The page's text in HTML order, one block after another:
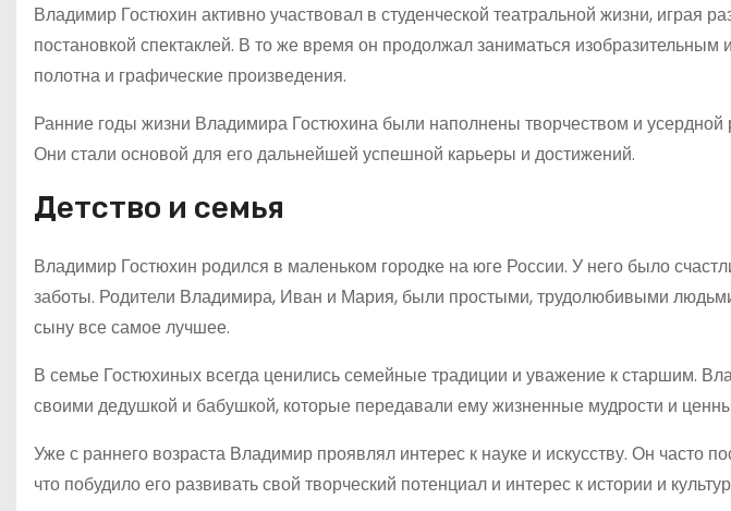
Владимир Гостюхин активно участвовал в студенческой театральной жизни, играя
постановкой спектаклей. В то же время он продолжал заниматься изобразительным
полотна и графические произведения.
Ранние годы жизни Владимира Гостюхина были наполнены творчеством и усердной
Они стали основой для его дальнейшей успешной карьеры и достижений.
Детство и семья
Владимир Гостюхин родился в маленьком городке на юге России. У него было
заботы. Родители Владимира, Иван и Мария, были простыми, трудолюбивыми
сыну все самое лучшее.
В семье Гостюхиных всегда ценились семейные традиции и уважение к старшим.
своими дедушкой и бабушкой, которые передавали ему жизненные мудрости и
Уже с раннего возраста Владимир проявлял интерес к науке и искусству. Он часто
что побудило его развивать свой творческий потенциал и интерес к истории и